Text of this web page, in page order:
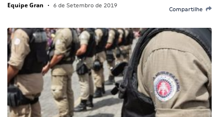
Equipe Gran • 6 de Setembro de 2019
Compartilhe